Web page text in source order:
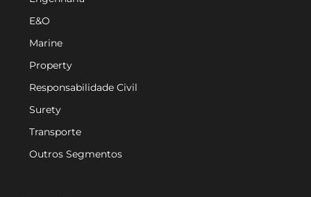
E&O
Marine
Property
Responsabilidade Civil
Surety
Transporte
Outros Segmentos